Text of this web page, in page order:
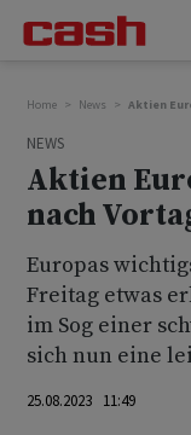
Home News Aktien
NEWS
Aktien
nach
Europas
Freitag etwas
im Sog einer
sich nun eine
25.08.2023 11:49